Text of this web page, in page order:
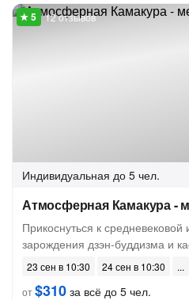
12 отзывов
Индивидуальная до 5 чел.
Атмосферная Камакура -
Прикоснуться к
зарождения дзэн-буддизма и
23 сен в 10:30
24 сен в 10:30
от$310 за всё до 5 чел.